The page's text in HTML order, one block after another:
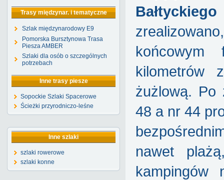
Trasy międzynar. i tematyczne
Szlak międzynarodowy E9
Pomorska Bursztynowa Trasa
Piesza AMBER
Szlaki dla osób o szczególnych
potrzebach
Inne trasy piesze
Sopockie Szlaki Spacerowe
Ścieżki przyrodniczo-leśne
Inne szlaki
szlaki rowerowe
szlaki konne
Bałtyckiego
końcowym
kilometrów
żużlową. Po
48 a nr 44
nawet
kampingów